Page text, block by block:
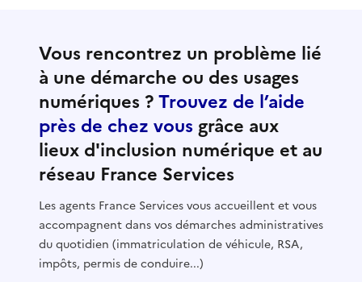
Vous rencontrez un problème lié
à une démarche ou des usages
numériques ?Trouvez de l’aide
près de chez vous grâce aux
lieux d'inclusion numérique et au
réseau France Services
Les agents France Services vous accueillent et vous
accompagnent dans vos démarches administratives
du quotidien (immatriculation de véhicule, RSA,
impôts, permis de conduire...)